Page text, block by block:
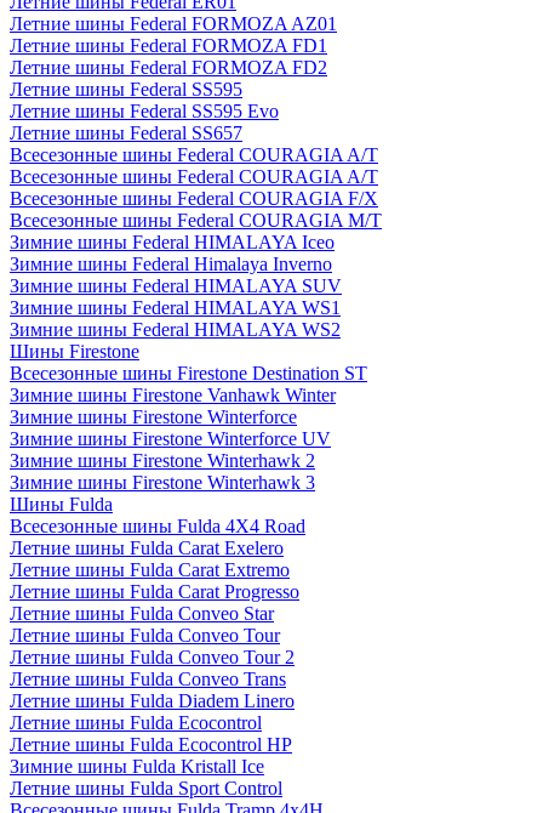
Летние шины Federal FORMOZA AZ01
Летние шины Federal FORMOZA FD1
Летние шины Federal FORMOZA FD2
Летние шины Federal SS595
Летние шины Federal SS595 Evo
Летние шины Federal SS657
Всесезонные шины Federal COURAGIA A/T
Всесезонные шины Federal COURAGIA A/T
Всесезонные шины Federal COURAGIA F/X
Всесезонные шины Federal COURAGIA M/T
Зимние шины Federal HIMALAYA Iceo
Зимние шины Federal Himalaya Inverno
Зимние шины Federal HIMALAYA SUV
Зимние шины Federal HIMALAYA WS1
Зимние шины Federal HIMALAYA WS2
Шины Firestone
Всесезонные шины Firestone Destination ST
Зимние шины Firestone Vanhawk Winter
Зимние шины Firestone Winterforce
Зимние шины Firestone Winterforce UV
Зимние шины Firestone Winterhawk 2
Зимние шины Firestone Winterhawk 3
Шины Fulda
Всесезонные шины Fulda 4X4 Road
Летние шины Fulda Carat Exelero
Летние шины Fulda Carat Extremo
Летние шины Fulda Carat Progresso
Летние шины Fulda Conveo Star
Летние шины Fulda Conveo Tour
Летние шины Fulda Conveo Tour 2
Летние шины Fulda Conveo Trans
Летние шины Fulda Diadem Linero
Летние шины Fulda Ecocontrol
Летние шины Fulda Ecocontrol HP
Зимние шины Fulda Kristall Ice
Летние шины Fulda Sport Control